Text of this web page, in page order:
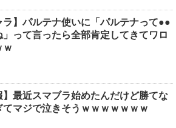
ラ】パルテナ使いに「パルテナって●●
」って言ったら全部肯定してきてワロ
ｗ
】最近スマブラ始めたんだけど勝てな
てマジで泣きそうｗｗｗｗｗｗｗ